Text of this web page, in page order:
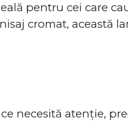
pentru cei care
cromat, această
necesită atenție,